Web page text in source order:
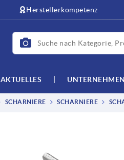
Herstellerkompetenz
AKTUELLES UNTERNEHMEN
SCHARNIERE SCHARNIERE